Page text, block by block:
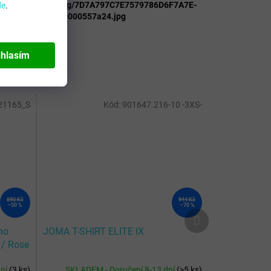
.
890 Kč
–50 %
/ Rose
944 Kč
–70 %
JOMA T-SHIRT ELITE IX
Kód: 901647.216-10 -3XS-
Další
img/7D7A797C7E7579786D6F7A7E-
a20000557a24.jpg